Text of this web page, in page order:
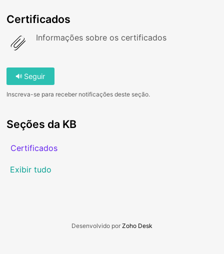
Certificados
Informações sobre os certificados
Seguir
Inscreva-se para receber notificações deste seção.
Seções da KB
Certificados
Exibir tudo
Desenvolvido por Zoho Desk